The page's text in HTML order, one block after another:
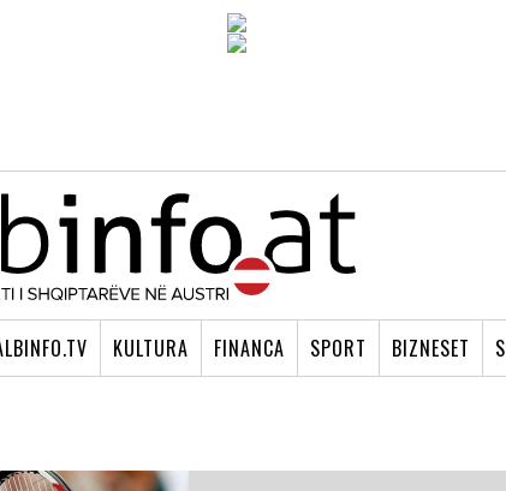
KULTURA FINANCA SPORT BIZNESET